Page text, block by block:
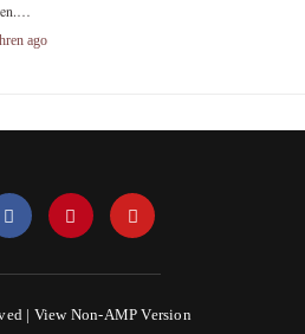
ago
| View Non-AMP Version